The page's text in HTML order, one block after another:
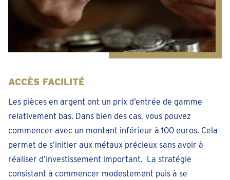
ACCÈS FACILITÉ
Les pièces en argent ont un prix d’entrée de gamme
relativement bas. Dans bien des cas, vous pouvez
commencer avec un montant inférieur à 100 euros. Cela
permet de s’initier aux métaux précieux sans avoir à
réaliser d’investissement important. La stratégie
consistant à commencer modestement puis à se